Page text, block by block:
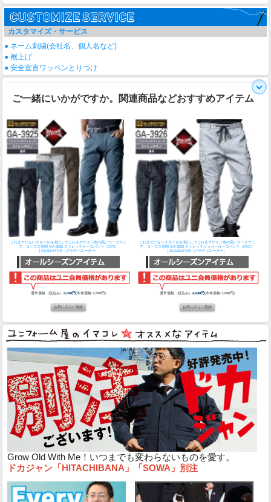
カスタマイズ・サービス
● ネーム刺繍(会社名、個人名など)
● 裾上げ
● 安全宣言ワッペンとりつけ
ご一緒にいかがですか。関連商品などおすすめアイテム
これまでにないスタイルを演出してくれるデザイン性の高いワークウェ
ア。
コーコス信岡 GA-3925 ストレッチカーゴパンツ（CVC）
│GLADIATOR（グラディエーター）
通常価格（税込み）4,048円(本体価格:3,680円)
これまでにないスタイルを演出してくれるデザイン性の高いワークウェ
ア。 コーコス信岡 GA-3926 ストレッチジョガーカーゴパンツ（CVC）
│GLADIATOR（グラディエーター）
通常価格（税込み） 4,048円(本体価格:3,680円)
Grow Old With Me！いつまでも変わらないものを愛す。
ドカジャン「HITACHIBANA」「SOWA」別注